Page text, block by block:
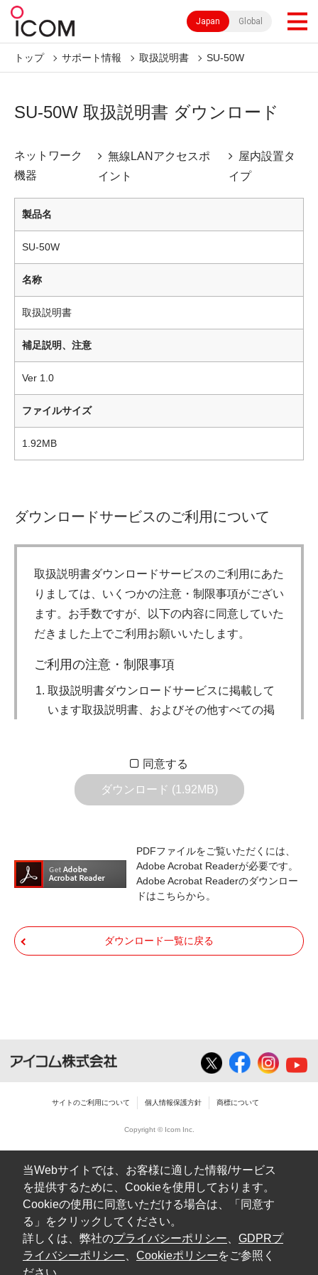
Japan Global
トップ サポート情報 取扱説明書 SU-50W
SU-50W 取扱説明書 ダウンロード
ネットワーク
機器
無線LANアクセスポ
イント
屋内設置タ
イプ
製品名
SU-50W
名称
取扱説明書
補足説明、注意
Ver 1.0
ファイルサイズ
1.92MB
ダウンロードサービスのご利用について
取扱説明書ダウンロードサービスのご利用にあた
りましては、いくつかの注意・制限事項がござい
ます。お手数ですが、以下の内容に同意していた
だきました上でご利用お願いいたします。
ご利用の注意・制限事項
取扱説明書ダウンロードサービスに掲載して
います取扱説明書、およびその他すべての掲
属します。ダウンロードした取扱説明書は、
個人が本来の目的でご使用されることは可能
ですが、権利者の許諾を得ることなく、以下
ダウンロードした取扱説明書は、複製、賃
貸、改変、公衆送信、または公衆送信可能
化することはできません。
いは無償を問わず、第三者に譲渡あるいは
使用させる事ができません。
ダウンロードした取扱説明書等に使用され
の転用は一切出来ません。
ダウンロードした取扱説明書およびその他す
い。お客様による内容の変更により、何らか
の欠陥が生じたとしても、弊社では一切の保
証をいたしません。また、内容の変更の結
果、万一お客様に損害が生じたとしても、弊
社及び販売店等は一切の責任を負いません。
同意する
ダウンロード (1.92MB)
PDFファイルをご覧いただくには、
Adobe Acrobat Readerが必要です。
Adobe Acrobat Readerのダウンロー
ドはこちらから。
ダウンロード一覧に戻る
サイトのご利用について 個人情報保護方針 商標について
Copyright © Icom Inc.
当Webサイトでは、お客様に適した情報/サービス
を提供するために、Cookieを使用しております。
Cookieの使用に同意いただける場合は、「同意す
る」をクリックしてください。
詳しくは、弊社のプライバシーポリシー
GDPRプ
ライバシーポリシー
Cookieポリシーをご参照く
ださい。